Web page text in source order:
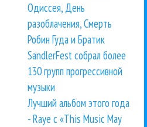
Одиссея, День
разоблачения, Смерть
Робин Гуда и Братик
SandlerFest собрал более
130 групп прогрессивной
музыки
Лучший альбом этого года
- Raye с «This Music May